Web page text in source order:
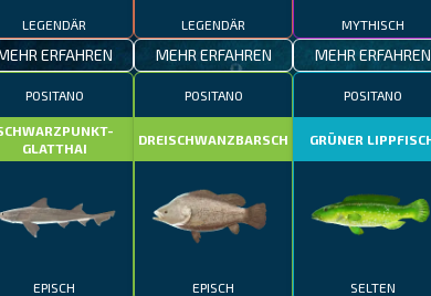
LEGENDÄR
ERFAHREN
LEGENDÄR
MEHR ERFAHREN
MYTHISCH
MEHR ERFAHREN
POSITANO
GLATTHAI
EPISCH
POSITANO
DREISCHWANZBARSCH
EPISCH
POSITANO
GRÜNER
SELTEN